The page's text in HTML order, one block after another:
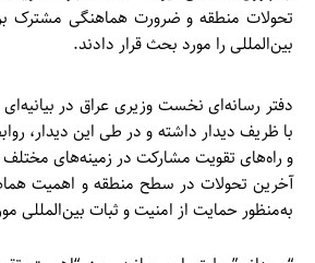
تحولات منطقه و ضرورت هماهنگی مشترک
بین‌المللی را مورد بحث قرار دادند.
دفتر رسانه‌ای نخست وزیری عراق در بیانیه‌ای
با ظریف دیدار داشته و در طی این دیدار،
و راه‌های تقویت مشارکت در زمینه‌های
آخرین تحولات در سطح منطقه و اهمیت
به‌منظور حمایت از امنیت و ثبات بین‌المللی